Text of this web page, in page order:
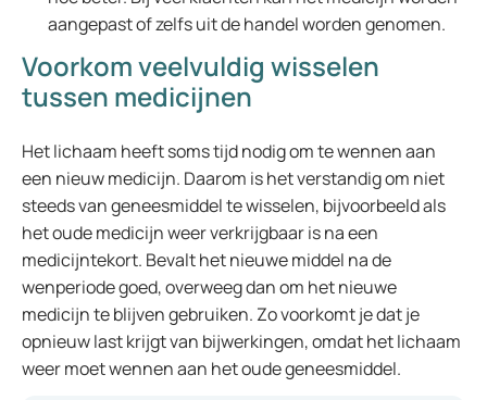
aangepast of zelfs uit de handel worden genomen.
Voorkom veelvuldig wisselen
tussen medicijnen
Het lichaam heeft soms tijd nodig om te wennen aan
een nieuw medicijn. Daarom is het verstandig om niet
steeds van geneesmiddel te wisselen, bijvoorbeeld als
het oude medicijn weer verkrijgbaar is na een
medicijntekort. Bevalt het nieuwe middel na de
wenperiode goed, overweeg dan om het nieuwe
medicijn te blijven gebruiken. Zo voorkomt je dat je
opnieuw last krijgt van bijwerkingen, omdat het lichaam
weer moet wennen aan het oude geneesmiddel.